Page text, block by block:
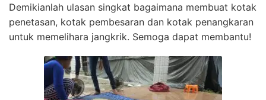
Demikianlah ulasan singkat bagaimana membuat kotak
penetasan, kotak pembesaran dan kotak penangkaran
untuk memelihara jangkrik. Semoga dapat membantu!